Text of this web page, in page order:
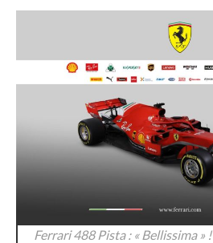
Ferrari 488 Pista : « Bellissima » !